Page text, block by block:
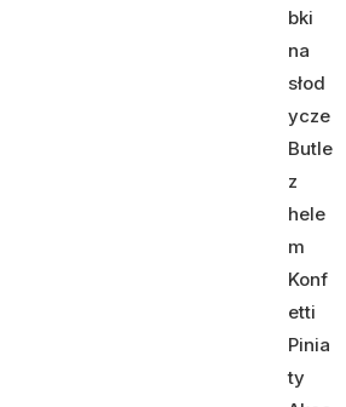
bki
na
słod
ycze
Butle
z
hele
m
Konf
etti
Pinia
ty